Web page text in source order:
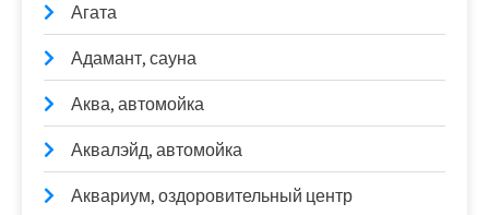
Агата
Адамант, сауна
Аква, автомойка
Аквалэйд, автомойка
Аквариум, оздоровительный центр